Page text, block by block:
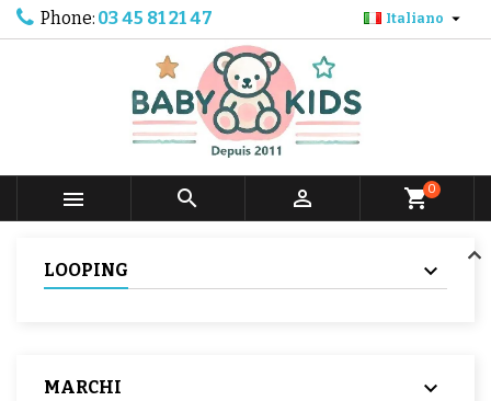
Phone: 03 45 81 21 47 Italiano 
   shopping_cart0
LOOPING
MARCHI